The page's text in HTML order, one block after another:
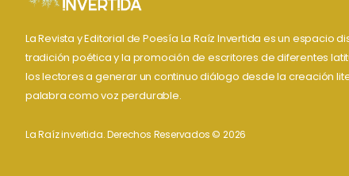
La Revista y Editorial de Poesía La Raíz Invertida es un espacio
tradición poética y la promoción de escritores de diferentes
los lectores a generar un continuo diálogo desde la creación
palabra como voz perdurable.
La Raíz invertida. Derechos Reservados © 2026